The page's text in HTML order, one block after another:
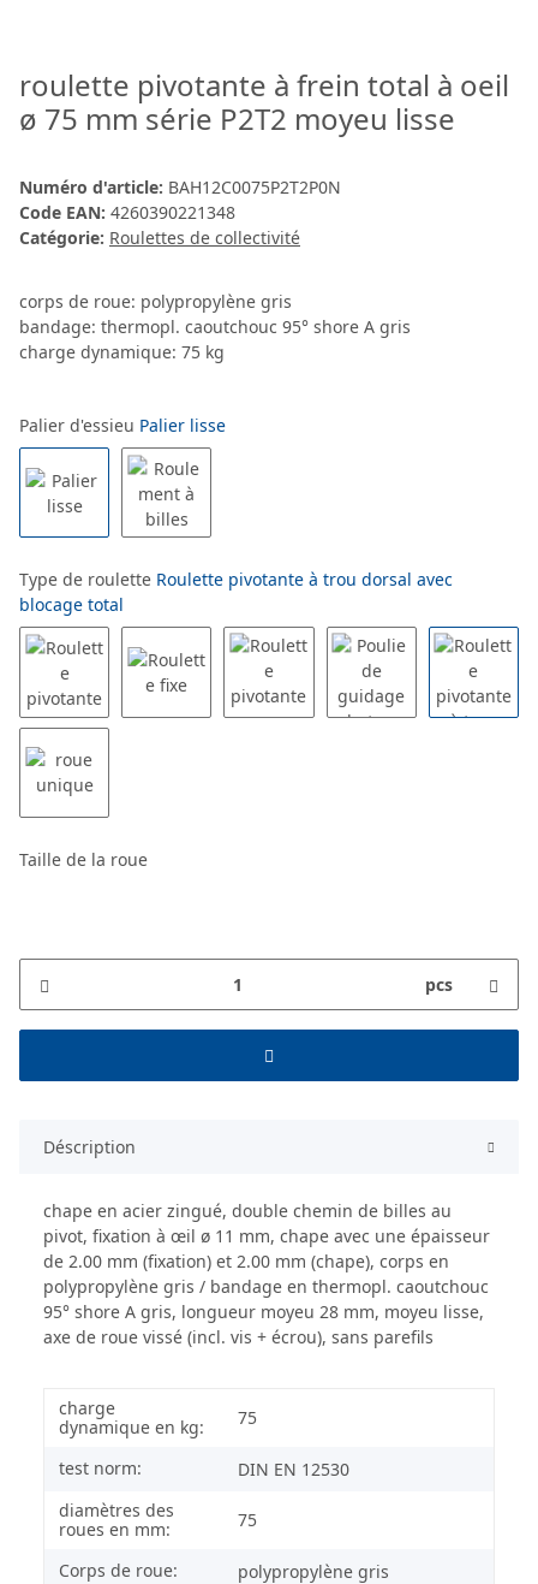
roulette pivotante à frein total à oeil
ø 75 mm série P2T2 moyeu lisse
Numéro d'article: BAH12C0075P2T2P0N
Code EAN: 4260390221348
Catégorie: Roulettes de collectivité
corps de roue: polypropylène gris
bandage: thermopl. caoutchouc 95° shore A gris
charge dynamique: 75 kg
Palier d'essieu Palier lisse
Type de roulette Roulette pivotante à trou dorsal avec
blocage total
Taille de la roue
pcs
Déscription
chape en acier zingué, double chemin de billes au
pivot, fixation à œil ø 11 mm, chape avec une épaisseur
de 2.00 mm (fixation) et 2.00 mm (chape), corps en
polypropylène gris / bandage en thermopl. caoutchouc
95° shore A gris, longueur moyeu 28 mm, moyeu lisse,
axe de roue vissé (incl. vis + écrou), sans parefils
charge
dynamique en kg:
75
test norm:
DIN EN 12530
diamètres des
roues en mm:
75
Corps de roue: polypropylène gris